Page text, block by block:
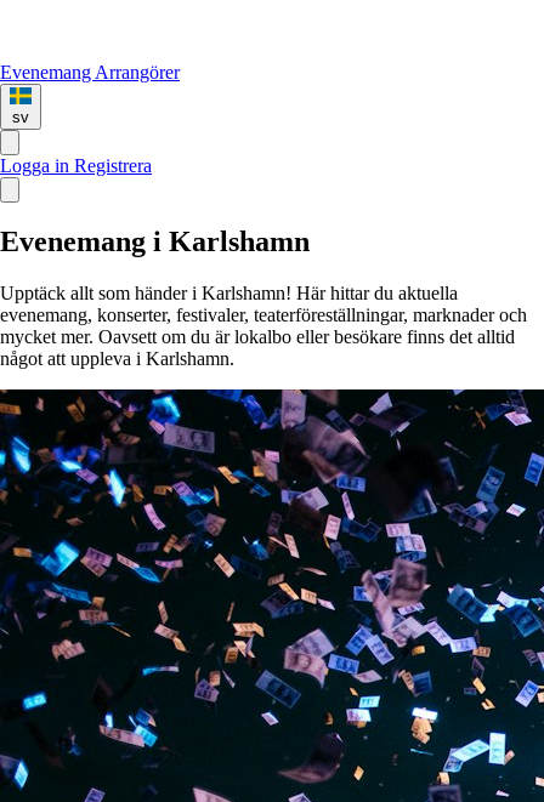
Evenemang Arrangörer
sv
Logga in Registrera
Evenemang i Karlshamn
Upptäck allt som händer i Karlshamn! Här hittar du aktuella
evenemang, konserter, festivaler, teaterföreställningar, marknader och
mycket mer. Oavsett om du är lokalbo eller besökare finns det alltid
något att uppleva i Karlshamn.